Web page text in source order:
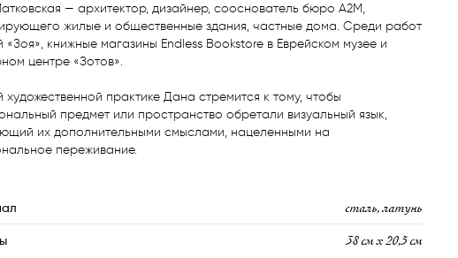
— архитектор, дизайнер, сооснователь бюро А2М,
жилые и общественные здания, частные дома. Среди работ
«Зоя», книжные магазины Endless Bookstore в Еврейском музее и
центре «Зотов».
художественной практике Дана стремится к тому, чтобы
предмет или пространство обретали визуальный язык,
их дополнительными смыслами, нацеленными на
переживание.
сталь, латунь
38 см х 20,5 см